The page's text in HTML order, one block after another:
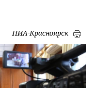
НИА-Красноярск